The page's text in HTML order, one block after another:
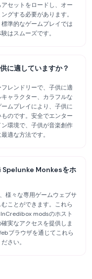
セットをロードし、オー
グする必要があります。
準的なゲームプレイでは
はスムーズです。
に適していますか？
レンドリーで、子供に適
ャラクター、カラフルな
ムプレイにより、子供に
のです。安全でエンター
環境で、子供が音楽創作
適な方法です。
Spelunke Monkesをホ
様々な専用ゲームウェブサ
ことができます。これら
modsのホスト
実なアクセスを提供しま
ブラウザを通じてこれら
さい。